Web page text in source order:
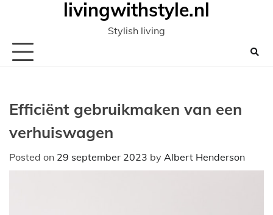
inhoud
livingwithstyle.nl
Stylish living
Efficiënt gebruikmaken van een
verhuiswagen
Posted on 29 september 2023 by Albert Henderson